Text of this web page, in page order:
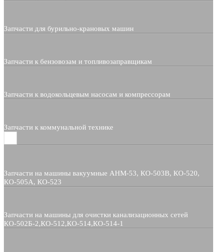
Запчасти для бурильно-крановых машин
Запчасти к бензовозам и топливозаправщикам
Запчасти к водокольцевым насосам и компрессорам
Запчасти к коммунальной технике
Запчасти на машины вакуумные АНМ-53, КО-503В, КО-520,
КО-505А, КО-523
Запчасти на машины для очистки канализационных сетей
КО-502Б-2,КО-512,КО-514,КО-514-1